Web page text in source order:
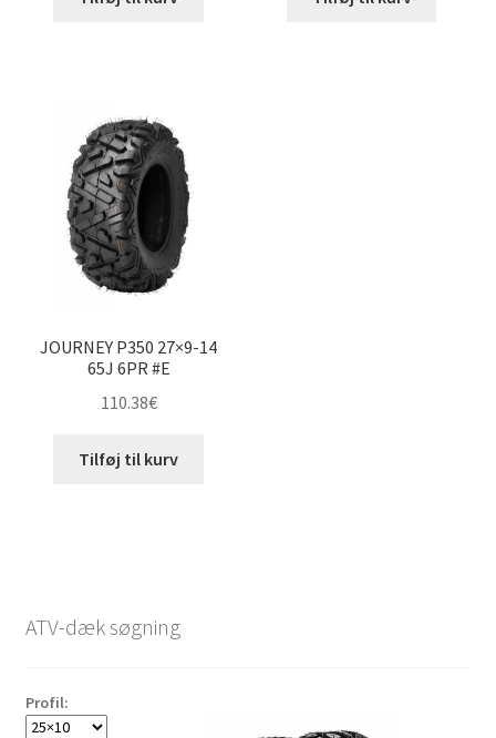
JOURNEY P350 27×9-14
65J 6PR #E
110.38€
Tilføj til kurv
ATV-dæk søgning
Profil: